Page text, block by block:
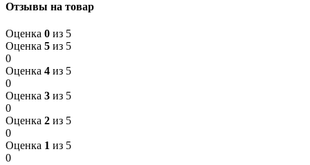
Отзывы на товар
Оценка 0 из 5
Оценка 5 из 5
0
Оценка 4 из 5
0
Оценка 3 из 5
0
Оценка 2 из 5
0
Оценка 1 из 5
0